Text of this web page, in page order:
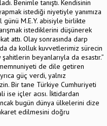
Benimle tanıştı. Kendisinin
istediği niyetiyle yanımıza
M.E.Y. abisiyle birlikte
istediklerini düşünerek
attı. Olay sonrasında darp
da kolluk kuvvetlerimiz sürecin
beyanlarıyla da esastır.”
memnuniyeti de dile getiren
güç verdi, yalnız
Bir tane Türkiye Cumhuriyeti
ise içler acısı. İktidardan
bugün dünya ülkelerini dize
edilmesini doğru